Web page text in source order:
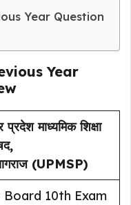
Year Question
Year
प्रदेश माध्यमिक शिक्षा
(UPMSP)
Board 10th Exam